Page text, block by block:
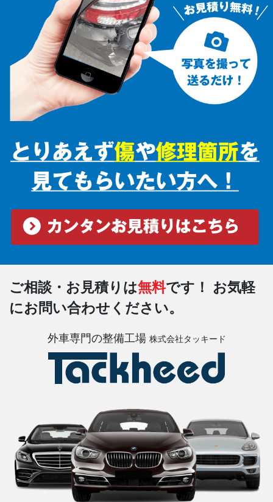
ご相談・お見積りは無料です！
お気軽
にお問い合わせください。
外車専門の整備工場 株式会社タッキード